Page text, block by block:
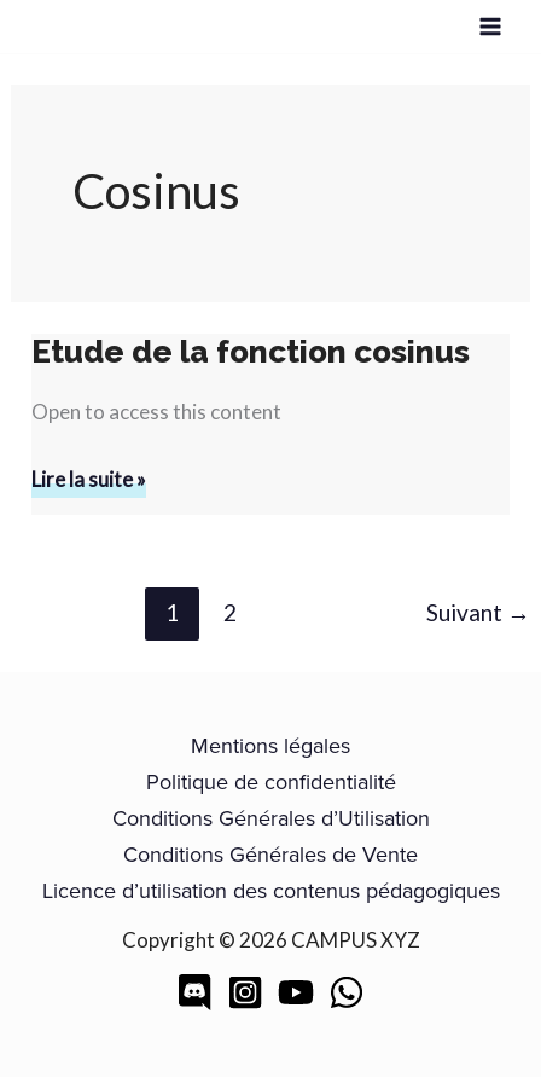
Cosinus
Etude de la fonction cosinus
Open to access this content
Etude
la
cosinus
Lire la suite »
1 2 Suivant →
Mentions légales
Politique de confidentialité
Conditions Générales d’Utilisation
Conditions Générales de Vente
Licence d’utilisation des contenus pédagogiques
Copyright © 2026 CAMPUS XYZ